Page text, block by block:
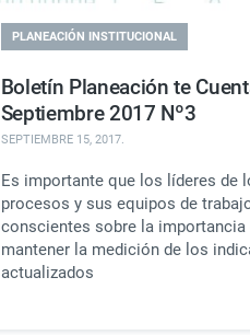
PLANEACIÓN INSTITUCIONAL
Boletín Planeación te
Septiembre 2017 Nº3
SEPTIEMBRE 15, 2017.
Es importante que los líderes de
procesos y sus equipos de
conscientes sobre la importancia
mantener la medición de los
actualizados